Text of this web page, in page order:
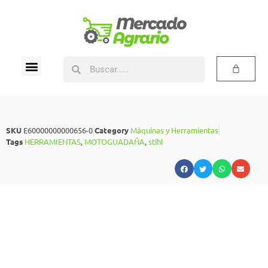
SKU E60000000000656-0Category Máquinas y Herramientas
Tags HERRAMIENTAS, MOTOGUADAÑA,stihl